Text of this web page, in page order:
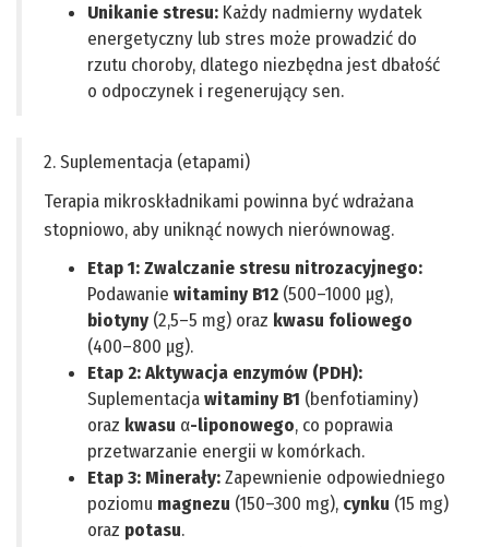
Unikanie stresu: Każdy nadmierny wydatek
energetyczny lub stres może prowadzić do
rzutu choroby, dlatego niezbędna jest dbałość
o odpoczynek i regenerujący sen.
2. Suplementacja (etapami)
Terapia mikroskładnikami powinna być wdrażana
stopniowo, aby uniknąć nowych nierównowag.
Etap 1: Zwalczanie stresu nitrozacyjnego:
Podawanie witaminy B12 (500–1000 µg),
biotyny (2,5–5 mg) oraz kwasu foliowego
(400–800 µg).
Etap 2: Aktywacja enzymów (PDH):
Suplementacjawitaminy B1 (benfotiaminy)
oraz kwasu α-liponowego, co poprawia
przetwarzanie energii w komórkach.
Etap 3: Minerały:Zapewnienie odpowiedniego
poziomu magnezu (150–300 mg), cynku (15 mg)
oraz potasu.